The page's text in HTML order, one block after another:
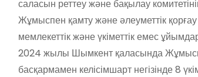
саласын реттеу және бақылау
Жұмыспен қамту және әлеуметтік
мемлекеттік және үкіметтік емес
2024 жылы Шымкент қаласында
басқармамен келісімшарт негізінде 8